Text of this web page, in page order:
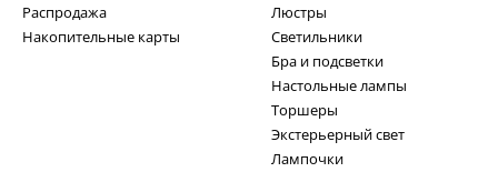
Распродажа
Накопительные карты
Люстры
Светильники
Бра и подсветки
Настольные лампы
Торшеры
Экстерьерный свет
Лампочки